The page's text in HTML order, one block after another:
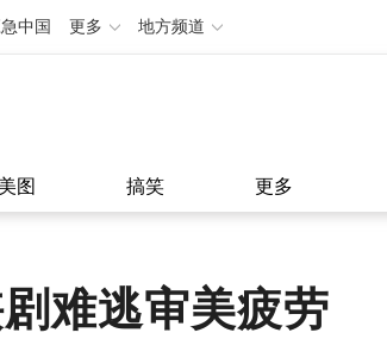
中国 更多 地方频道
美图 搞笑 更多
难逃审美疲劳